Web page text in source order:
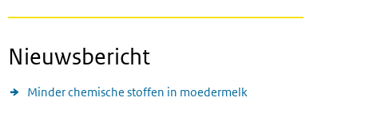
Nieuwsbericht
Minder chemische stoffen in moedermelk